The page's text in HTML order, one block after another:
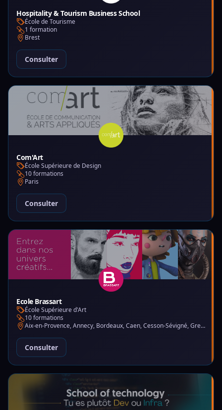
Hospitality & Tourism Business School
École de Tourisme
1 formation
Brest
Consulter
Com'Art
École Supérieure de Design
10 formations
Paris
Consulter
Ecole Brassart
École Supérieure d'Art
10 formations
Aix-en-Provence, Annecy, Bordeaux, Caen, Cesson-Sévigné, Grenoble, Lille, Lyon, Montpellier, Nantes, Nice, Paris, Toulouse, Tours
Consulter